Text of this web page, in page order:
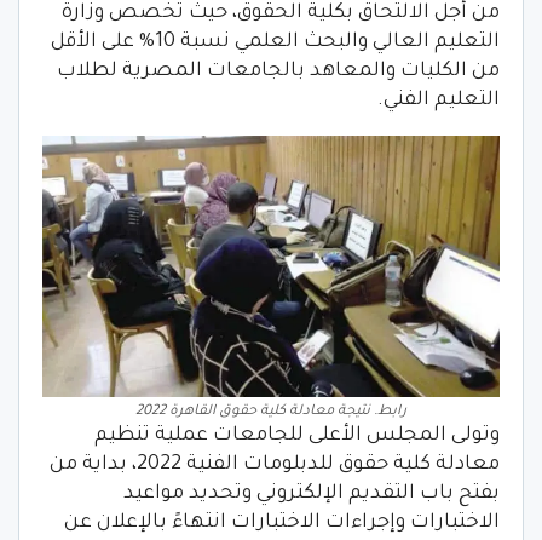
من أجل الالتحاق بكلية الحقوق، حيث تخصص وزارة
التعليم العالي والبحث العلمي نسبة 10% على الأقل
من الكليات والمعاهد بالجامعات المصرية لطلاب
التعليم الفني.
رابط. نتيجة معادلة كلية حقوق القاهرة 2022
وتولى المجلس الأعلى للجامعات عملية تنظيم
معادلة كلية حقوق للدبلومات الفنية 2022، بداية من
بفتح باب التقديم الإلكتروني وتحديد مواعيد
الاختبارات وإجراءات الاختبارات انتهاءً بالإعلان عن